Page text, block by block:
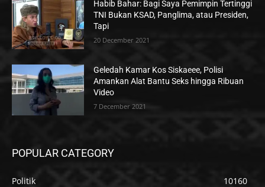
Habib Bahar: Bagi Saya Pemimpin Tertinggi
TNI Bukan KSAD, Panglima, atau Presiden,
Tapi
20 December 2021
Geledah Kamar Kos Siskaeee, Polisi
Amankan Alat Bantu Seks hingga Ribuan
Video
7 December 2021
POPULAR CATEGORY
Politik
10160